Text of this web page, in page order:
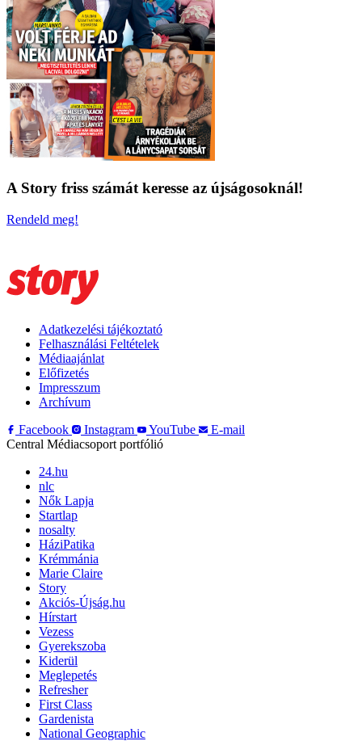
A Story friss számát keresse az újságosoknál!
Rendeld meg!
Adatkezelési tájékoztató
Felhasználási Feltételek
Médiaajánlat
Előfizetés
Impresszum
Archívum
Facebook
Instagram YouTube
E-mail
Central Médiacsoport portfólió
24.hu
nlc
Nők Lapja
Startlap
nosalty
HáziPatika
Krémmánia
Marie Claire
Story
Akciós-Újság.hu
Hírstart
Vezess
Gyerekszoba
Kiderül
Meglepetés
Refresher
First Class
Gardenista
National Geographic